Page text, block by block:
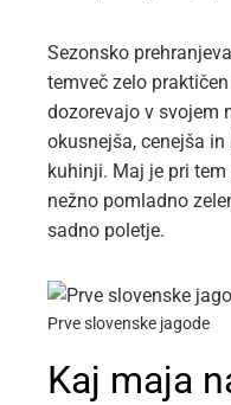
Sezonsko
temveč zelo
dozorevajo v svojem
okusnejša, cenejša
kuhinji. Maj je pri tem
nežno pomladno
sadno poletje.
Prve slovenske jagode
Kaj maja